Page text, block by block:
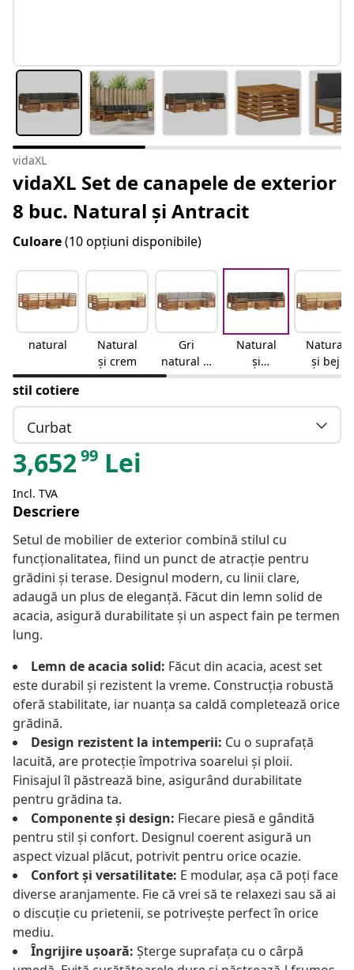
vidaXL
vidaXL Set de canapele de exterior
8 buc. Natural și Antracit
Culoare(10 opțiuni disponibile)
natural
Natural
și crem
Gri
natural și
deschis
Natural
și
antracit
Natural
și bej
stil cotiere
Curbat
3,65299 Lei
Incl. TVA
Descriere
Setul de mobilier de exterior combină stilul cu
funcționalitatea, fiind un punct de atracție pentru
grădini și terase. Designul modern, cu linii clare,
adaugă un plus de eleganță. Făcut din lemn solid de
acacia, asigură durabilitate și un aspect fain pe termen
lung.
Lemn de acacia solid: Făcut din acacia, acest set
este durabil și rezistent la vreme. Construcția robustă
oferă stabilitate, iar nuanța sa caldă completează orice
grădină.
Design rezistent la intemperii: Cu o suprafață
lacuită, are protecție împotriva soarelui și ploii.
Finisajul îl păstrează bine, asigurând durabilitate
pentru grădina ta.
Componente și design: Fiecare piesă e gândită
pentru stil și confort. Designul coerent asigură un
aspect vizual plăcut, potrivit pentru orice ocazie.
Confort și versatilitate: E modular, așa că poți face
diverse aranjamente. Fie că vrei să te relaxezi sau să ai
o discuție cu prietenii, se potrivește perfect în orice
mediu.
Îngrijire ușoară: Șterge suprafața cu o cârpă